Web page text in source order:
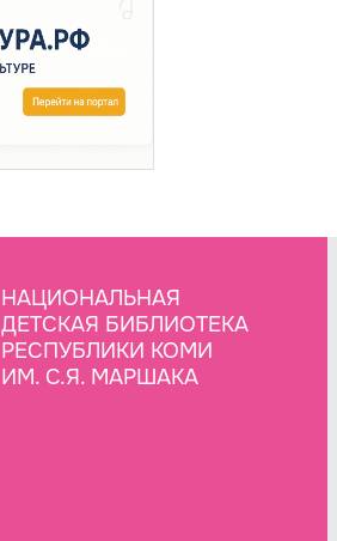
НАЦИОНАЛЬНАЯ
ДЕТСКАЯ БИБЛИОТЕКА
РЕСПУБЛИКИ КОМИ
ИМ. С.Я. МАРШАКА